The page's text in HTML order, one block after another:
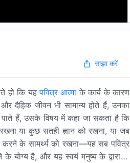
साझा करें
हो कि यहपवित्र आत्मा के कार्य के कारण
दैहिक जीवन भी सामान्य होते हैं, उनका
पाते हैं, उसके विषय में कहा जा सकता है कि
या कुछ सतही ज्ञान को रखना, या जब
के सामर्थ्य को रखना—यह सब पवित्र
योग्य है, और यह स्वयं मनुष्य के द्वारा ही